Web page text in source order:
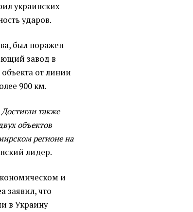
украинских
ударов.
был поражен
завод в
от линии
900 км.
также
объектов
регионе на
лидер.
и
заявил, что
в Украину